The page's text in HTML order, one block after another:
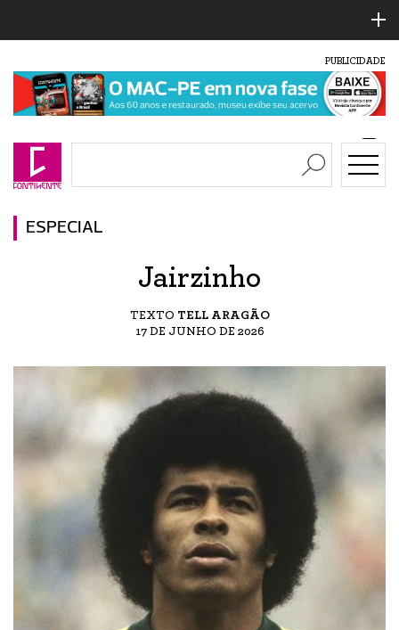
PUBLICIDADE
ESPECIAL
Jairzinho
TEXTO TELL ARAGÃO
17 DE JUNHO DE 2026